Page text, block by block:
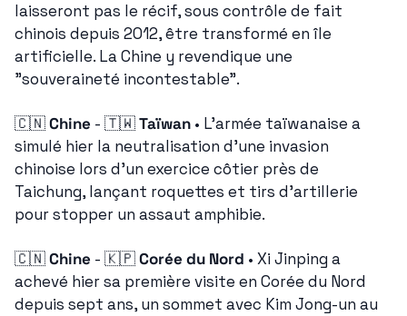
laisseront pas le récif, sous contrôle de fait
chinois depuis 2012, être transformé en île
artificielle. La Chine y revendique une
"souveraineté incontestable".
🇨🇳Chine - 🇹🇼Taïwan • L'armée taïwanaise a
simulé hier la neutralisation d'une invasion
chinoise lors d'un exercice côtier près de
Taichung, lançant roquettes et tirs d'artillerie
pour stopper un assaut amphibie.
🇨🇳Chine - 🇰🇵Corée du Nord • Xi Jinping a
achevé hier sa première visite en Corée du Nord
depuis sept ans, un sommet avec Kim Jong-un au